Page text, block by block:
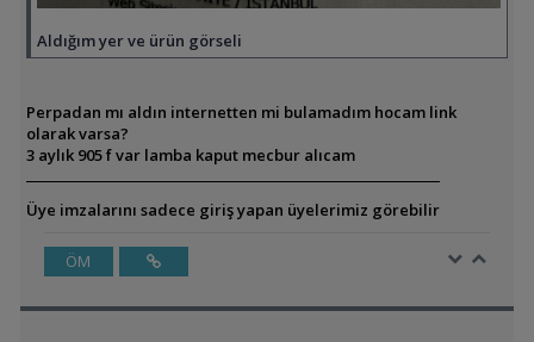
Aldığım yer ve ürün görseli
Perpadan mı aldın internetten mi bulamadım hocam link
olarak varsa?
3 aylık 905 f var lamba kaput mecbur alıcam
Üye imzalarını sadece giriş yapan üyelerimiz görebilir
ÖM